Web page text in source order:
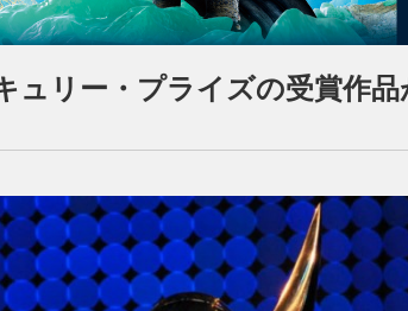
ュリー・プライズの受賞作